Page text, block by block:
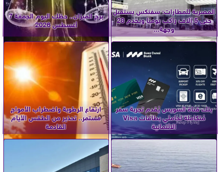
المصرية للمطارات: سفنكس يستقبل
حتى 5 آلاف راكب يوميًا ويخدم 28
وجهة...
برج الميزان.. حظك اليوم الجمعة 7
أغسطس 2026
بنك قناة السويس يُقدم تجربة سفر
مُتكاملة لحاملي بطاقات Visa
الائتمانية
ارتفاع الرطوبة واضطراب الأمواج
مستمر.. تحذير من الطقس الأيام
القادمة